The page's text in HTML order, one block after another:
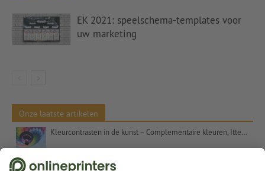
EK 2021: speelschema-templates voor
uw marketing
Onze laatste artikelen
Kleurcontrasten in de kunst – Complementaire kleuren, Itten en het getal 7
Kerstcadeaus voor klanten – inspiratie en tips